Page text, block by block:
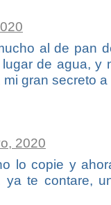
al de pan
de agua, y
gran secreto
2020
lo copie y
te contare,